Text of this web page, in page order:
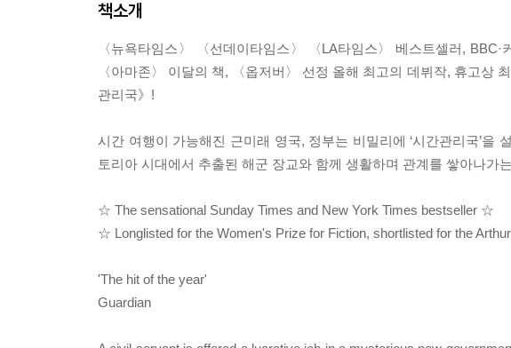
책소개
〈뉴욕타임스〉 〈선데이타임스〉 〈LA타임스〉 베스트셀러,
〈아마존〉 이달의 책, 〈옵저버〉 선정 올해 최고의 데뷔작, 휴고상
관리국》!
시간 여행이 가능해진 근미래 영국, 정부는 비밀리에 ‘시간관리국’을
토리아 시대에서 추출된 해군 장교와 함께 생활하며 관계를 쌓아나가
☆ The sensational Sunday Times and New York Times bestseller ☆
☆ Longlisted for the Women's Prize for Fiction, shortlisted for the
'The hit of the year'
Guardian